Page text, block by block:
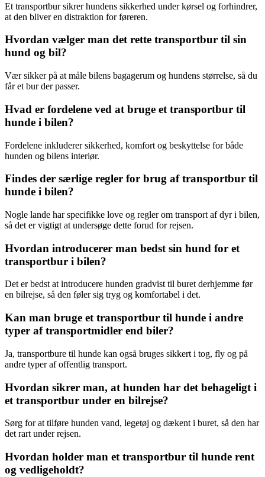
Et transportbur sikrer hundens sikkerhed under kørsel og forhindrer,
at den bliver en distraktion for føreren.
Hvordan vælger man det rette transportbur til sin
hund og bil?
Vær sikker på at måle bilens bagagerum og hundens størrelse, så du
får et bur der passer.
Hvad er fordelene ved at bruge et transportbur til
hunde i bilen?
Fordelene inkluderer sikkerhed, komfort og beskyttelse for både
hunden og bilens interiør.
Findes der særlige regler for brug af transportbur til
hunde i bilen?
Nogle lande har specifikke love og regler om transport af dyr i bilen,
så det er vigtigt at undersøge dette forud for rejsen.
Hvordan introducerer man bedst sin hund for et
transportbur i bilen?
Det er bedst at introducere hunden gradvist til buret derhjemme før
en bilrejse, så den føler sig tryg og komfortabel i det.
Kan man bruge et transportbur til hunde i andre
typer af transportmidler end biler?
Ja, transportbure til hunde kan også bruges sikkert i tog, fly og på
andre typer af offentlig transport.
Hvordan sikrer man, at hunden har det behageligt i
et transportbur under en bilrejse?
Sørg for at tilføre hunden vand, legetøj og dækent i buret, så den har
det rart under rejsen.
Hvordan holder man et transportbur til hunde rent
og vedligeholdt?